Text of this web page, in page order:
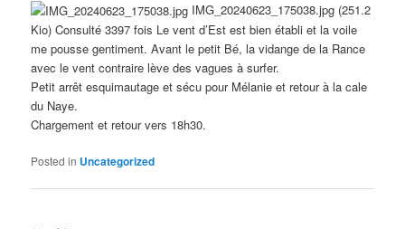
IMG_20240623_175038.jpg (251.2
Kio) Consulté 3397 fois Le vent d’Est est bien établi et la voile
me pousse gentiment. Avant le petit Bé, la vidange de la Rance
avec le vent contraire lève des vagues à surfer.
Petit arrêt esquimautage et sécu pour Mélanie et retour à la cale
du Naye.
Chargement et retour vers 18h30.
Posted in Uncategorized